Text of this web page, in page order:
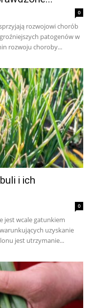
0
rozwojowi chorób
patogenów w
rozwoju choroby...
i ich
0
jest wcale gatunkiem
uzyskanie
jest utrzymanie...